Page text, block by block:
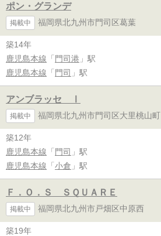
ポン・グランデ
掲載中 福岡県北九州市門司区葛葉
築14年
鹿児島本線 「 門司港 」駅
鹿児島本線 「 門司 」駅
アンブラッセ Ⅰ
掲載中 福岡県北九州市門司区大里桃山町
築12年
鹿児島本線 「 門司 」駅
鹿児島本線 「 小倉 」駅
Ｆ．Ｏ．Ｓ ＳＱＵＡＲＥ
掲載中 福岡県北九州市戸畑区中原西
築19年